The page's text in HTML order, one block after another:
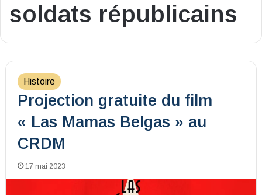
soldats républicains
Histoire
Projection gratuite du film
« Las Mamas Belgas » au
CRDM
17 mai 2023